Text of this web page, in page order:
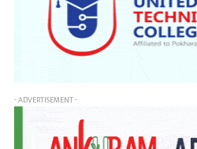
- ADVERTISEMENT -